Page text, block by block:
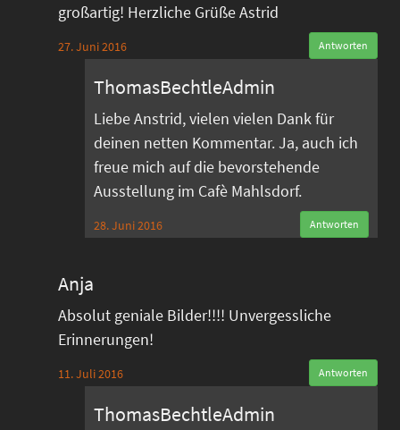
großartig! Herzliche Grüße Astrid
27. Juni 2016 Antworten
ThomasBechtleAdmin
Liebe Anstrid, vielen vielen Dank für
deinen netten Kommentar. Ja, auch ich
freue mich auf die bevorstehende
Ausstellung im Cafè Mahlsdorf.
28. Juni 2016 Antworten
Anja
Absolut geniale Bilder!!!! Unvergessliche
Erinnerungen!
11. Juli 2016 Antworten
ThomasBechtleAdmin